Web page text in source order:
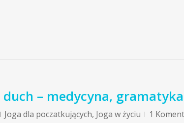
duch – medycyna,
Joga dla poczatkujących, Joga w życiu
1